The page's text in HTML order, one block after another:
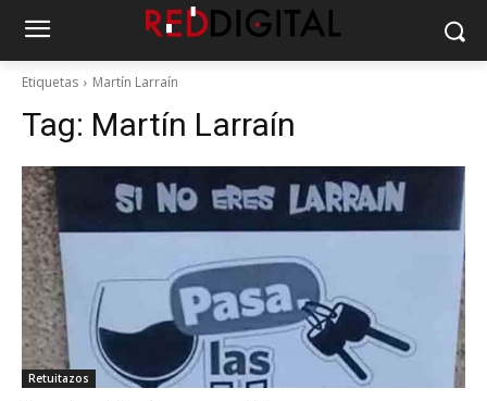
Etiquetas Martín Larraín
Tag: Martín Larraín
Retuitazos